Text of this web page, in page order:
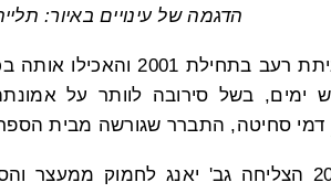
הדגמה של עינויים באיור:
גב' דו פתחה בשביתת רעב
דמי סחיטה, התברר שגורשה מבית הספר
בסוף פברואר 2002 הצליחה גב' יאנג לחמוק